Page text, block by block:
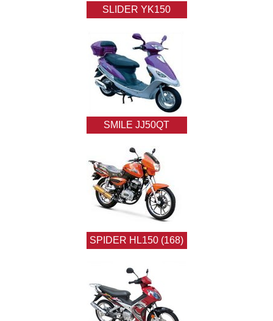
SLIDER YK150
SMILE JJ50QT
SPIDER HL150 (168)